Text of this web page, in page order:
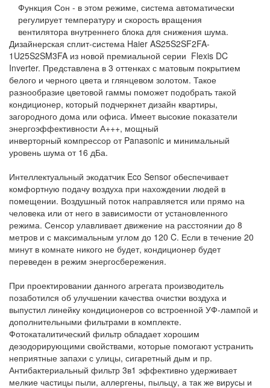
Функция Сон - в этом режиме, система автоматически
регулирует температуру и скорость вращения
вентилятора внутреннего блока для снижения шума.
Дизайнерская сплит-система Haier AS25S2SF2FA-
1U25S2SM3FA из новой премиальной серии Flexis DC
Inverter. Представлена в 3 оттенках с матовым покрытием
белого и черного цвета и глянцевом золотом. Такое
разнообразие цветовой гаммы поможет подобрать такой
кондиционер, который подчеркнет дизайн квартиры,
загородного дома или офиса. Имеет высокие показатели
энергоэффективности А+++, мощный
инверторный компрессор от Panasonic и минимальный
уровень шума от 16 дБа.
Интеллектуальный экодатчик Eco Sensor обеспечивает
комфортную подачу воздуха при нахождении людей в
помещении. Воздушный поток направляется или прямо на
человека или от него в зависимости от установленного
режима. Сенсор улавливает движение на расстоянии до 8
метров и с максимальным углом до 120 C. Если в течение 20
минут в комнате никого не будет, кондиционер будет
переведен в режим энергосбережения.
При проектировании данного агрегата производитель
позаботился об улучшении качества очистки воздуха и
выпустил линейку кондиционеров со встроенной УФ-лампой и
дополнительными фильтрами в комплекте.
Фотокаталитический фильтр обладает хорошим
дезодорирующими свойствами, которые помогают устранить
неприятные запахи с улицы, сигаретный дым и пр.
Антибактериальный фильтр 3в1 эффективно удерживает
мелкие частицы пыли, аллергены, пыльцу, а так же вирусы и